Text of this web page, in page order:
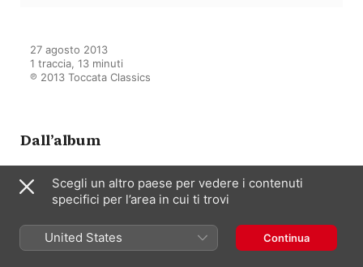
27 agosto 2013
1 traccia, 13 minuti
℗ 2013 Toccata Classics
Dall’album
David Matthews: Music for Solo
Peter Sheppard Skærved
Scegli un altro paese per vedere i contenuti
specifici per l’area in cui ti trovi
United States Continua